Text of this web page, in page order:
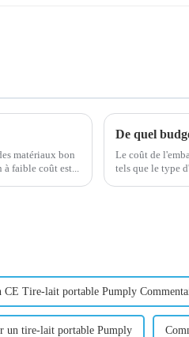
matériaux bon
une opération à faible coût est...
Le coût de
tels que le type
CE Tire-lait portable Pumply
un tire-lait portable Pumply